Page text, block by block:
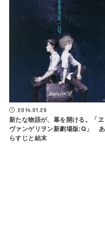
2014.01.28
新たな物語が、幕を開ける。「ヱ
ヴァンゲリヲン新劇場版:Q」 あ
らすじと結末